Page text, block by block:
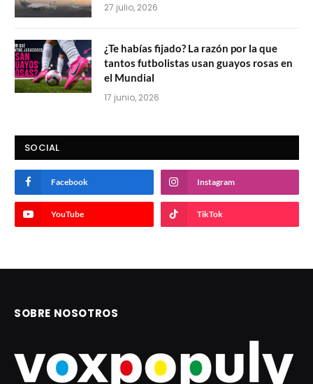
27 julio, 2026
¿Te habías fijado? La razón por la que
tantos futbolistas usan guayos rosas en
el Mundial
17 junio, 2026
SOCIAL
Facebook Instagram
YouTube TikTok
SOBRE NOSOTROS